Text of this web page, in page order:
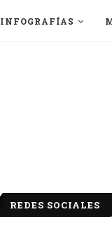
INFOGRAFÍAS
REDES SOCIALES